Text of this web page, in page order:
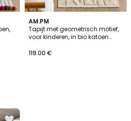
AM.PM
Tapijt met geometrisch motief,
voor kinderen, in bio katoen
119.00 €